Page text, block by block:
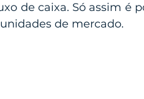
de caixa. Só assim é
de mercado.